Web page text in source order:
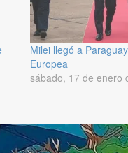
Milei llegó a
Europea
sábado, 17 de enero